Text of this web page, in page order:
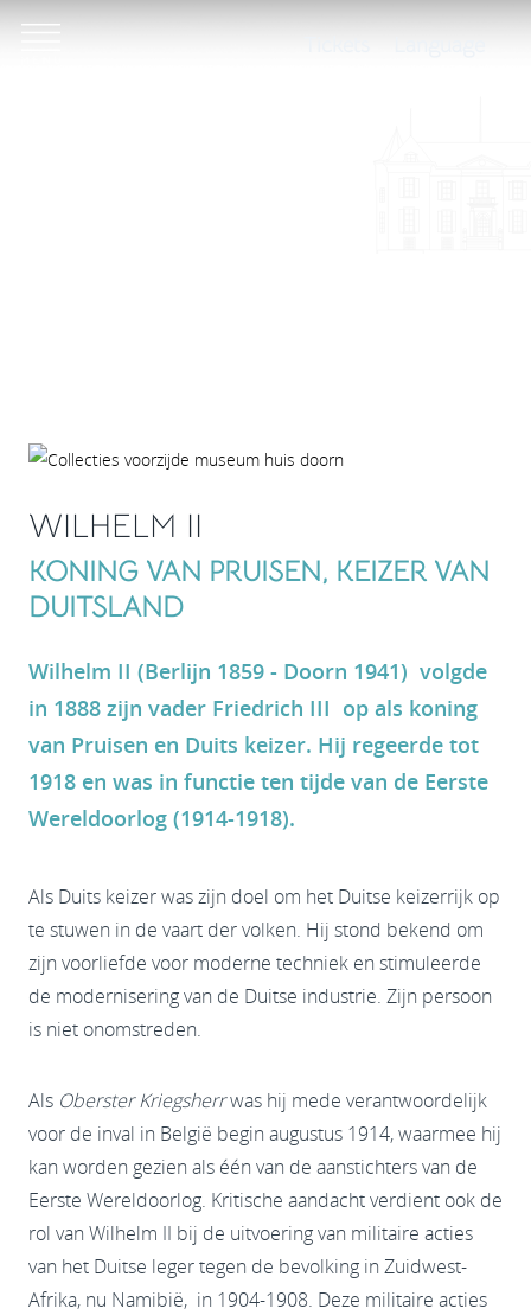
WILHELM II
KONING VAN PRUISEN, KEIZER VAN
DUITSLAND
Wilhelm II (Berlijn 1859 - Doorn 1941) volgde
in 1888 zijn vader Friedrich III op als koning
van Pruisen en Duits keizer. Hij regeerde tot
1918 en was in functie ten tijde van de Eerste
Wereldoorlog (1914-1918).
Als Duits keizer was zijn doel om het Duitse keizerrijk op
te stuwen in de vaart der volken. Hij stond bekend om
zijn voorliefde voor moderne techniek en stimuleerde
de modernisering van de Duitse industrie. Zijn persoon
is niet onomstreden.
Als Oberster Kriegsherrwas hij mede verantwoordelijk
voor de inval in België begin augustus 1914, waarmee hij
kan worden gezien als één van de aanstichters van de
Eerste Wereldoorlog. Kritische aandacht verdient ook de
rol van Wilhelm II bij de uitvoering van militaire acties
van het Duitse leger tegen de bevolking in Zuidwest-
Afrika, nu Namibië, in 1904-1908. Deze militaire acties